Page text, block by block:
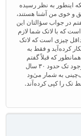
اینطور به نظر رسیده
و خوی من آشنا هستند،
در جواب سؤالتان این
که با لاتک شما لازم
چیزی است که لاتک
کرده‌آید و فقط به
که قبلاً گفتم
کیفیت بسیار عالی آن در حروف‌چینی است. از وجود تک حدود ۳۰ سال
به شمار می‌ٰود